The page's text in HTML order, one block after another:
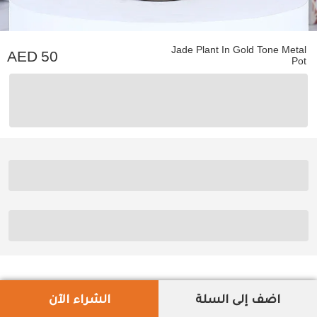
Jade Plant In Gold Tone Metal
Pot
50
اضف إلى السلة الشراء الآن